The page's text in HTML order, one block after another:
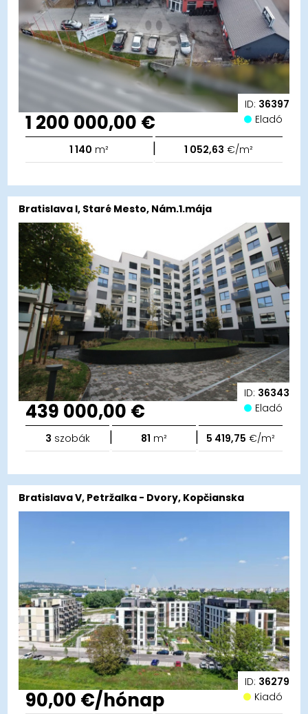
ID: 36397
1 200 000,00 € Eladó
1 140 m² | 1 052,63 €/m²
ID: 36343
Bratislava I, Staré Mesto, Nám.1.mája
439 000,00 € Eladó
3 szobák | 81 m² | 5 419,75 €/m²
ID: 36279
Bratislava V, Petržalka - Dvory, Kopčianska
90,00 €/hónap Kiadó